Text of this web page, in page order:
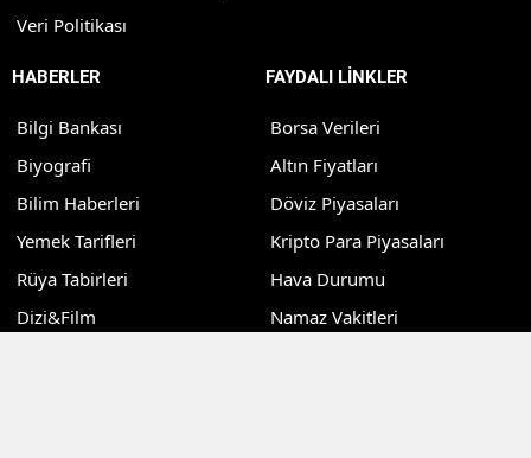
Veri Politikası
HABERLER
Bilgi Bankası
Biyografi
Bilim Haberleri
Yemek Tarifleri
Rüya Tabirleri
Dizi&Film
FAYDALI LİNKLER
Borsa Verileri
Altın Fiyatları
Döviz Piyasaları
Kripto Para Piyasaları
Hava Durumu
Namaz Vakitleri